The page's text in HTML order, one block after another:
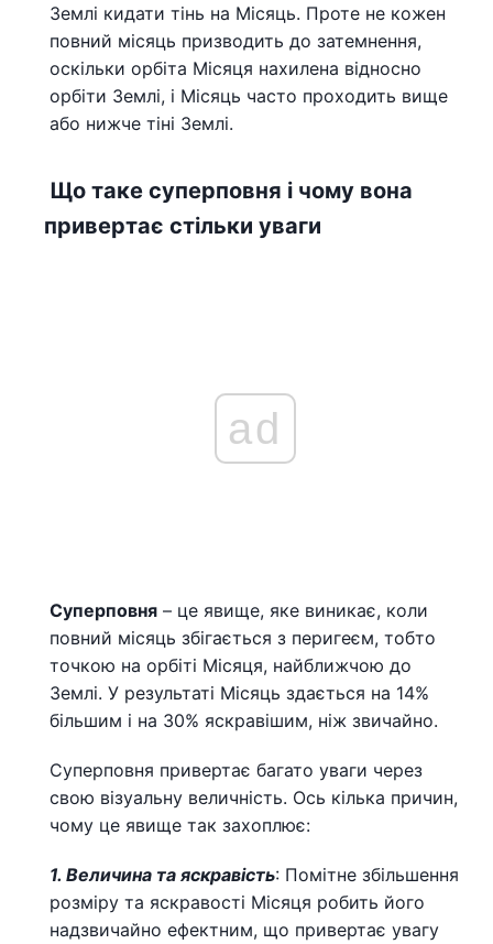
Землі кидати тінь на Місяць. Проте не кожен
повний місяць призводить до затемнення,
оскільки орбіта Місяця нахилена відносно
орбіти Землі, і Місяць часто проходить вище
або нижче тіні Землі.
Що таке суперповня і чому вона
привертає стільки уваги
ad
Суперповня – це явище, яке виникає, коли
повний місяць збігається з перигеєм, тобто
точкою на орбіті Місяця, найближчою до
Землі. У результаті Місяць здається на 14%
більшим і на 30% яскравішим, ніж звичайно.
Суперповня привертає багато уваги через
свою візуальну величність. Ось кілька причин,
чому це явище так захоплює:
1. Величина та яскравість: Помітне збільшення
розміру та яскравості Місяця робить його
надзвичайно ефектним, що привертає увагу